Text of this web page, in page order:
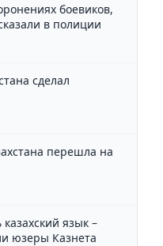
боевиков,
в полиции
сделал
перешла на
язык –
юзеры Казнета